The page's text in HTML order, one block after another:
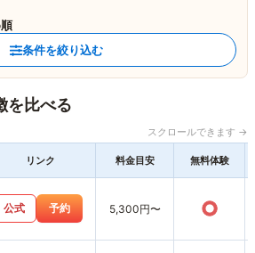
条件を絞り込む
を比べる
スクロールできます →
リンク 料金目安 無料体験
公式 予約 5,300円〜 ○